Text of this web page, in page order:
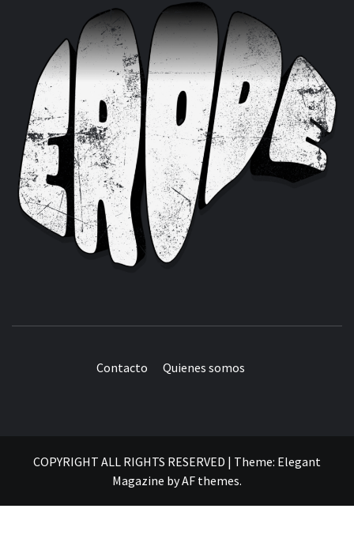
Contacto Quienes somos
COPYRIGHT ALL RIGHTS RESERVED | Theme: Elegant
Magazine byAF themes.